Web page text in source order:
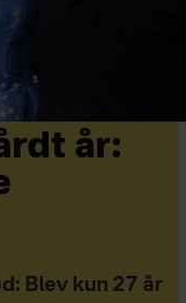
år:
Blev kun 27 år